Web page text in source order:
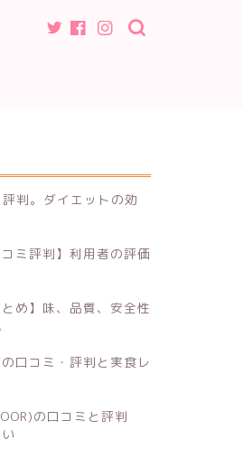
判。ダイエットの効
ミ評判】利用者の評価
め】味、品質、安全性
口コミ・評判と実食レ
の口コミと評判